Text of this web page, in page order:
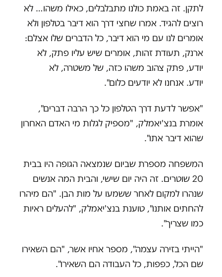
לתקן. זה באמת כולנו מתבלבלים, כאילו משהו… לא
רוצים להגיד. אמרו שחצי דרך הוא דיבר בטלפון ולא
אומרים לנו עם מי הוא דיבר, כל הדברים שלו אצלם:
ארנק, תעודת זהות, אומרים שיש עליו פתק, לא
יודע, פתק צהוב משהו כזה, של משטרה, לא
יודע. אנחנו לא יודעים כלום".
"אפשר לדעת דרך הטלפון כל כך הרבה דברים",
אומרת בנצ'יאמלק, "מספיק לגלות מי האדם האחרון
שהוא דיבר אתו".
המשפחה מספרת שביום שנמצאה הגופה היו בבית
20 שוטרים. זה היה יום שישי, והבית המה אנשים
שנהרו למקום לאחר ששמעו על מות הבן. "הם מיהרו
להחתים אותנו", טוענת בנצ'יאמלק, "להעלים ראיות
כמו שצריך".
"הייתי בזירה עצמה", מספר אחיו אשר, "הם השאירו
שם הכל, כפפות, כל העבודה הם השאירו".